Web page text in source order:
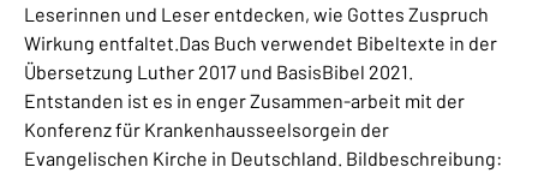
Leserinnen und Leser entdecken, wie Gottes Zuspruch
Wirkung entfaltet.Das Buch verwendet Bibeltexte in der
Übersetzung Luther 2017 und BasisBibel 2021.
Entstanden ist es in enger Zusammen-arbeit mit der
Konferenz für Krankenhausseelsorgein der
Evangelischen Kirche in Deutschland. Bildbeschreibung: